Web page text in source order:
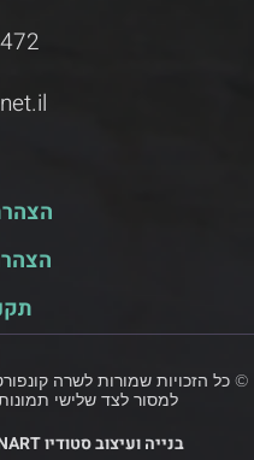
© כל הזכויות שמורות לשרה
למסור לצד שלישי
בנייה ועיצוב סטודיו MOONART בשיתוף סטודיו אלון אור